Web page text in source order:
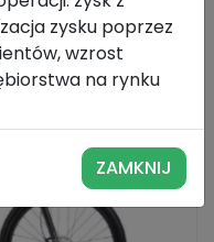
4
zysku poprzez
wzrost
na rynku
ZAMKNIJ